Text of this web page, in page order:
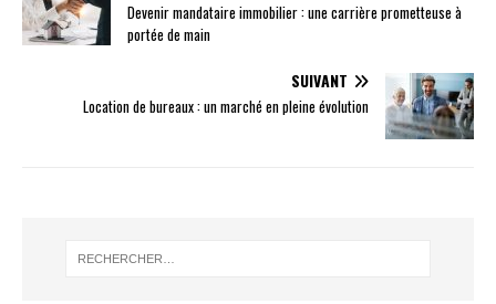
Devenir mandataire immobilier : une carrière prometteuse à
portée de main
SUIVANT
Location de bureaux : un marché en pleine évolution